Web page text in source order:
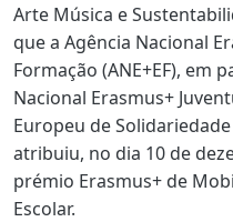
Arte Música e
que a Agência Nacional
Formação (ANE+EF), em
Nacional Erasmus+
Europeu de Solidariedade
atribuiu, no dia 10 de
prémio Erasmus+ de
Escolar.